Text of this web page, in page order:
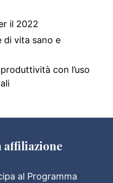
il 2022
di vita sano e
con l’uso
affiliazione
al Programma